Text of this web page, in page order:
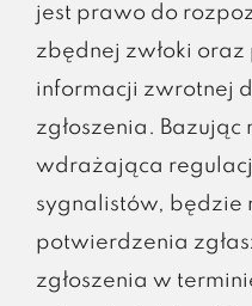
jest prawo do
zbędnej zwłoki
informacji zwrotnej
zgłoszenia. Bazując
wdrażająca
sygnalistów, będzie
potwierdzenia
zgłoszenia w